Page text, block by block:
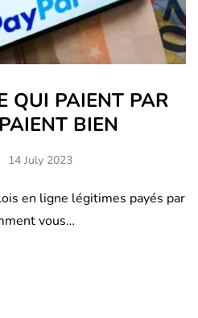
QUI PAIENT PAR
BIEN
14 July 2023
en ligne légitimes payés par
vous…